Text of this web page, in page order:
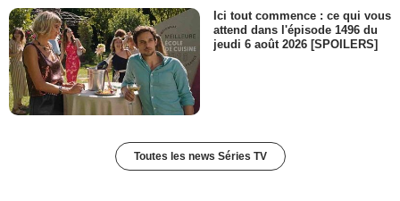
Ici tout commence : ce qui vous
attend dans l'épisode 1496 du
jeudi 6 août 2026 [SPOILERS]
Toutes les news Séries TV